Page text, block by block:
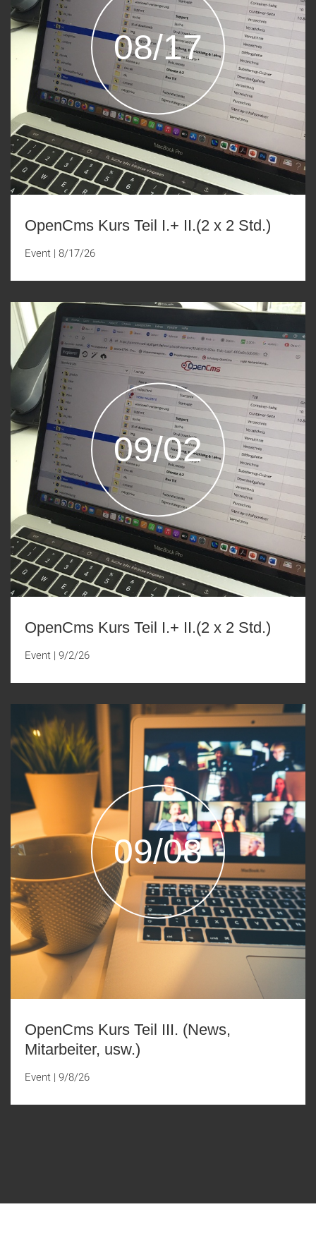
08/17
OpenCms Kurs Teil I.+ II.(2 x 2 Std.)
Event | 8/17/26
09/02
OpenCms Kurs Teil I.+ II.(2 x 2 Std.)
Event | 9/2/26
09/08
OpenCms Kurs Teil III. (News,
Mitarbeiter, usw.)
Event | 9/8/26